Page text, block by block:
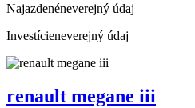
Najazdenéneverejný údaj
Investícieneverejný údaj
renault megane iii